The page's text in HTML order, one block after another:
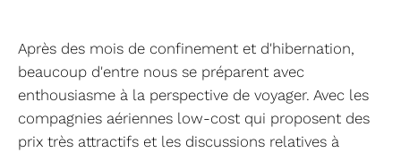
Après des mois de confinement et d'hibernation,
beaucoup d'entre nous se préparent avec
enthousiasme à la perspective de voyager. Avec les
compagnies aériennes low-cost qui proposent des
prix très attractifs et les discussions relatives à